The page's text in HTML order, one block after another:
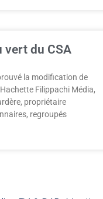
vert du CSA
la modification de
Filippachi Média,
propriétaire
regroupés